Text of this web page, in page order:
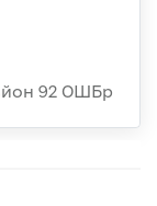
92 ОШБр